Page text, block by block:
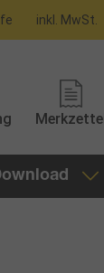
inkl. MwSt.
Merkzettel